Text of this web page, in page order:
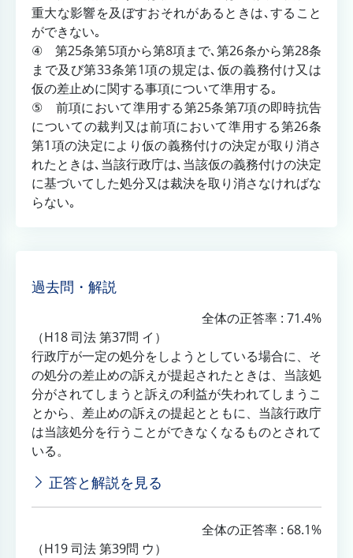
重大な影響を及ぼすおそれがあるときは､すること
ができない｡
④ 第25条第5項から第8項まで､第26条から第28条
まで及び第33条第1項の規定は､仮の義務付け又は
仮の差止めに関する事項について準用する｡
⑤ 前項において準用する第25条第7項の即時抗告
についての裁判又は前項において準用する第26条
第1項の決定により仮の義務付けの決定が取り消さ
れたときは､当該行政庁は､当該仮の義務付けの決定
に基づいてした処分又は裁決を取り消さなければな
らない｡
過去問・解説
全体の正答率 : 71.4%
（H18 司法 第37問 イ）
行政庁が一定の処分をしようとしている場合に、そ
の処分の差止めの訴えが提起されたときは、当該処
分がされてしまうと訴えの利益が失われてしまうこ
とから、差止めの訴えの提起とともに、当該行政庁
は当該処分を行うことができなくなるものとされて
いる。
正答と解説を見る
全体の正答率 : 68.1%
（H19 司法 第39問 ウ）